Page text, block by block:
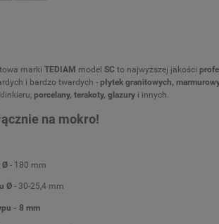
marki TEDIAM model SC to najwyższej jakości
i bardzo twardych - płytek granitowych,
porcelany, terakoty, glazury i innych.
na mokro!
Ø - 180 mm
Ø - 30-25,4 mm
- 8 mm